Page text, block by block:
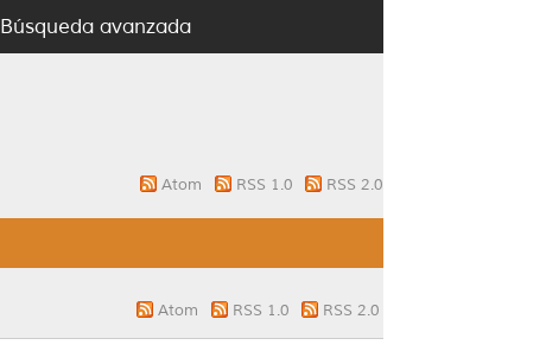
Búsqueda avanzada
Atom RSS 1.0 RSS 2.0
Atom RSS 1.0 RSS 2.0